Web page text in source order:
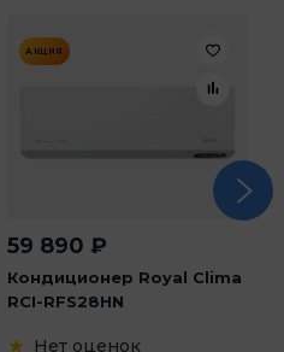
АКЦИЯ
59 890 ₽
Кондиционер Royal Clima
RCI-RFS28HN
Нет оценок